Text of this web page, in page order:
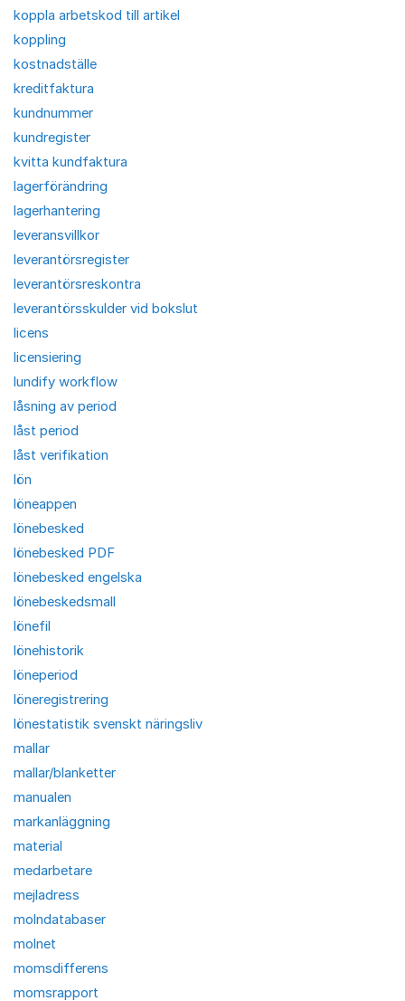
koppla arbetskod till artikel
koppling
kostnadställe
kreditfaktura
kundnummer
kundregister
kvitta kundfaktura
lagerförändring
lagerhantering
leveransvillkor
leverantörsregister
leverantörsreskontra
leverantörsskulder vid bokslut
licens
licensiering
lundify workflow
låsning av period
låst period
låst verifikation
lön
löneappen
lönebesked
lönebesked PDF
lönebesked engelska
lönebeskedsmall
lönefil
lönehistorik
löneperiod
löneregistrering
lönestatistik svenskt näringsliv
mallar
mallar/blanketter
manualen
markanläggning
material
medarbetare
mejladress
molndatabaser
molnet
momsdifferens
momsrapport